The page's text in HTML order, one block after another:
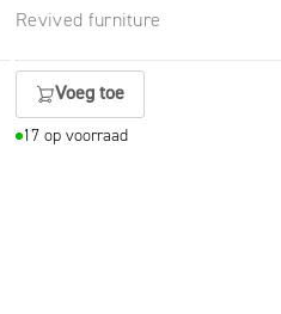
Revived furniture
Voeg toe
17 op voorraad